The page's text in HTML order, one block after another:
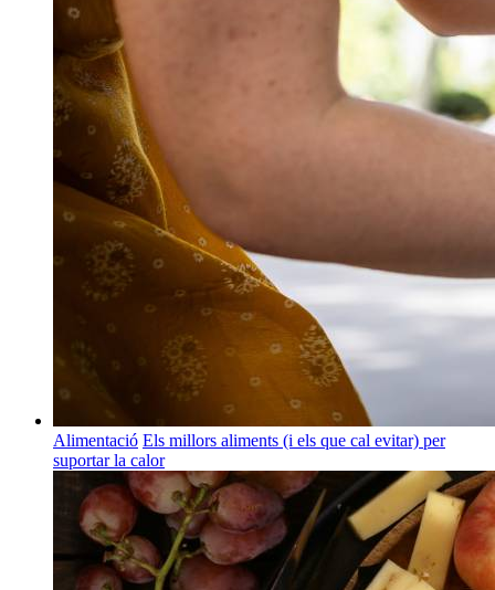
Alimentació Els millors aliments (i els que cal evitar) per
suportar la calor